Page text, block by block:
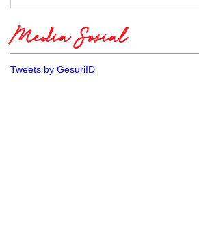
Media Sosial
Tweets by GesuriID